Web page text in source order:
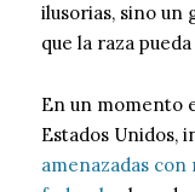
ilusorias, sino un
que la raza
En un momento
Estados Unidos,
amenazadas